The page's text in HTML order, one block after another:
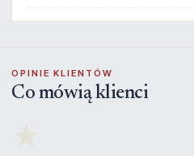
OPINIE KLIENTÓW
Co mówią klienci